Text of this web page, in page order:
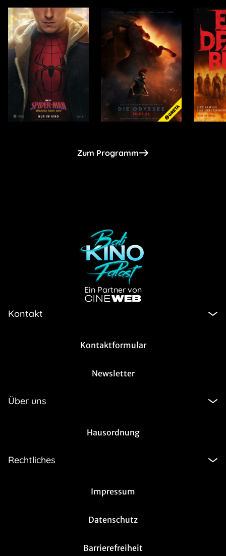
Zum Programm
Ein Partner von
Kontakt
Kontaktformular
Newsletter
Über uns
Hausordnung
Rechtliches
Impressum
Datenschutz
Barrierefreiheit